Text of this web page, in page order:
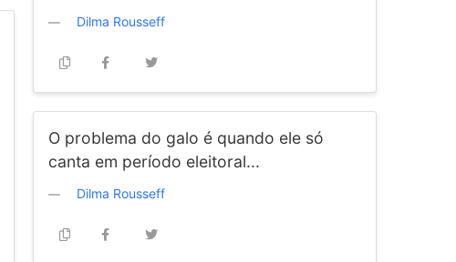
Dilma Rousseff
O problema do galo é quando ele só
canta em período eleitoral...
Dilma Rousseff